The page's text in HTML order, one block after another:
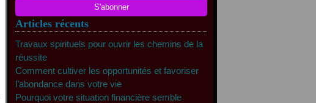
Articles récents
Travaux spirituels pour ouvrir les chemins de la
réussite
Comment cultiver les opportunités et favoriser
l’abondance dans votre vie
Pourquoi votre situation financière semble